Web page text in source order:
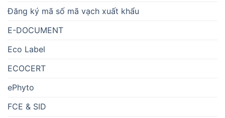
Đăng ký mã số mã vạch xuất khẩu
E-DOCUMENT
Eco Label
ECOCERT
ePhyto
FCE & SID